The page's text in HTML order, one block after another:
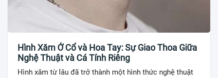
Hình Xăm Ở Cổ và Hoa Tay: Sự Giao Thoa Giữa
Nghệ Thuật và Cá Tính Riêng
Hình xăm từ lâu đã trở thành một hình thức nghệ thuật